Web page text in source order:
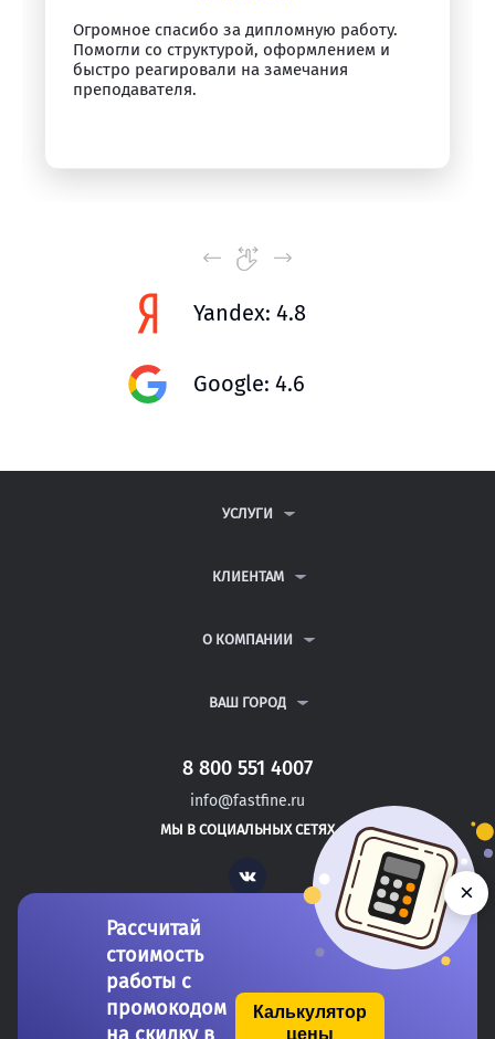
Огромное спасибо за дипломную работу.
Помогли со структурой, оформлением и
быстро реагировали на замечания
преподавателя.
Yandex: 4.8
Google: 4.6
УСЛУГИ
ДИПЛОМНЫЕ РАБОТЫ
РЕФЕРАТЫ
КЛИЕНТАМ
ВОПРОСЫ И ОТВЕТЫ
ПОЛИТИКА КОНФИДЕНЦИАЛЬНОСТИ
О КОМПАНИИ
КОНТАКТЫ
ВАШ ГОРОД
САНКТ-ПЕТЕРБУРГ
ПЕТРОВСК
МАРКС
8 800 551 4007
info@fastfine.ru
МЫ В СОЦИАЛЬНЫХ СЕТЯХ
Vk
Рассчитай
стоимость
работы с
промокодом
Калькулятор
цены
×